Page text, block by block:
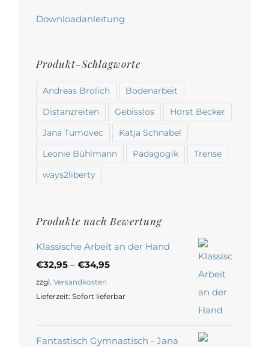
Downloadanleitung
Produkt-Schlagworte
Andreas Brolich Bodenarbeit
Distanzreiten Gebisslos Horst Becker
Jana Tumovec Katja Schnabel
Leonie Bühlmann Pädagogik Trense
ways2liberty
Produkte nach Bewertung
Klassische Arbeit an der Hand
€32,95 – €34,95
zzgl. Versandkosten
Lieferzeit: Sofort lieferbar
Fantastisch Gymnastisch - Jana